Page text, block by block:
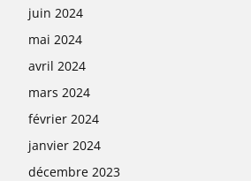
juin 2024
mai 2024
avril 2024
mars 2024
février 2024
janvier 2024
décembre 2023